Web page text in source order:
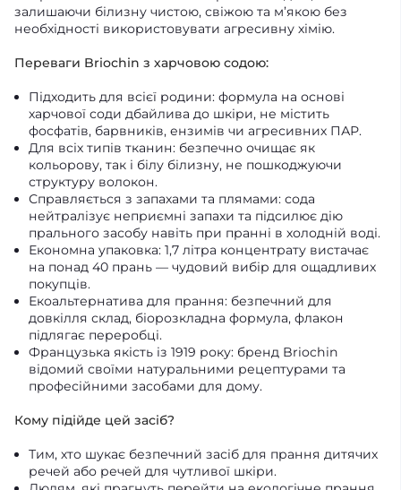
залишаючи білизну чистою, свіжою та м’якою без
необхідності використовувати агресивну хімію.
Переваги Briochin з харчовою содою:
Підходить для всієї родини: формула на основі
харчової соди дбайлива до шкіри, не містить
фосфатів, барвників, ензимів чи агресивних ПАР.
Для всіх типів тканин: безпечно очищає як
кольорову, так і білу білизну, не пошкоджуючи
структуру волокон.
Справляється з запахами та плямами: сода
нейтралізує неприємні запахи та підсилює дію
прального засобу навіть при пранні в холодній воді.
Економна упаковка: 1,7 літра концентрату вистачає
на понад 40 прань — чудовий вибір для ощадливих
покупців.
Екоальтернатива для прання: безпечний для
довкілля склад, біорозкладна формула, флакон
підлягає переробці.
Французька якість із 1919 року: бренд Briochin
відомий своїми натуральними рецептурами та
професійними засобами для дому.
Кому підійде цей засіб?
Тим, хто шукає безпечний засіб для прання дитячих
речей або речей для чутливої шкіри.